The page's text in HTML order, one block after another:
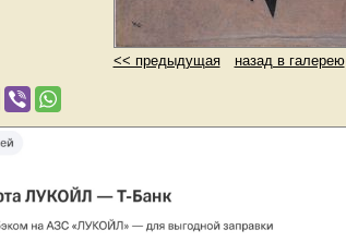
<< предыдущая назад в галерею